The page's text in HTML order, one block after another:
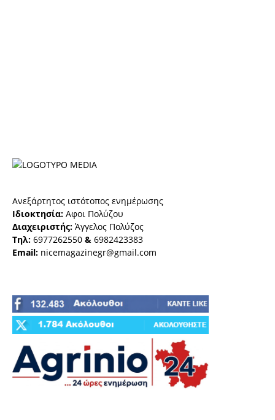
Ανεξάρτητος ιστότοπος ενημέρωσης
Ιδιοκτησία: Αφοι Πολύζου
Διαχειριστής: Άγγελος Πολύζος
Τηλ: 6977262550 & 6982423383
Email: nicemagazinegr@gmail.com